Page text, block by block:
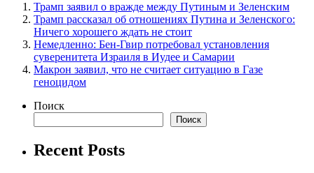
Трамп заявил о вражде между Путиным и Зеленским
Трамп рассказал об отношениях Путина и Зеленского:
Ничего хорошего ждать не стоит
Немедленно: Бен-Гвир потребовал установления
суверенитета Израиля в Иудее и Самарии
Макрон заявил, что не считает ситуацию в Газе
геноцидом
Поиск
Поиск
Recent Posts